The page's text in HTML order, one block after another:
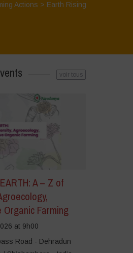
Actions > Earth Rising
voir tous
A – Z of
Farming
at 9h00
Road - Dehradun